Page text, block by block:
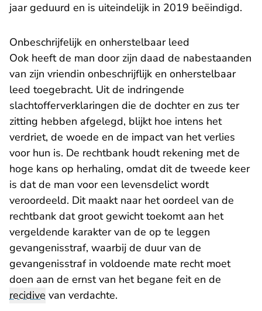
jaar geduurd en is uiteindelijk in 2019 beëindigd.
Onbeschrijfelijk en onherstelbaar leed
Ook heeft de man door zijn daad de nabestaanden
van zijn vriendin onbeschrijflijk en onherstelbaar
leed toegebracht. Uit de indringende
slachtofferverklaringen die de dochter en zus ter
zitting hebben afgelegd, blijkt hoe intens het
verdriet, de woede en de impact van het verlies
voor hun is. De rechtbank houdt rekening met de
hoge kans op herhaling, omdat dit de tweede keer
is dat de man voor een levensdelict wordt
veroordeeld. Dit maakt naar het oordeel van de
rechtbank dat groot gewicht toekomt aan het
vergeldende karakter van de op te leggen
gevangenisstraf, waarbij de duur van de
gevangenisstraf in voldoende mate recht moet
doen aan de ernst van het begane feit en de
recidive van verdachte.